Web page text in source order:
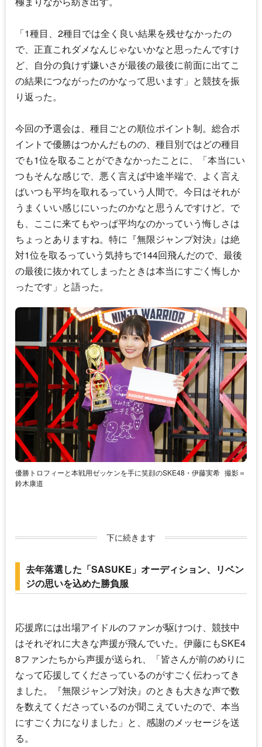
「1種目、2種目では全く良い結果を残せなかったの
で、正直これダメなんじゃないかなと思ったんですけ
ど、自分の負けず嫌いさが最後の最後に前面に出てこ
の結果につながったのかなって思います」と競技を振
り返った。
今回の予選会は、種目ごとの順位ポイント制。総合ポ
イントで優勝はつかんだものの、種目別ではどの種目
でも1位を取ることができなかったことに、「本当にい
つもそんな感じで、悪く言えば中途半端で、よく言え
ばいつも平均を取れるっていう人間で。今日はそれが
うまくいい感じにいったのかなと思うんですけど。で
も、ここに来てもやっぱ平均なのかっていう悔しさは
ちょっとありますね。特に『無限ジャンプ対決』は絶
対1位を取るっていう気持ちで144回飛んだので、最後
の最後に抜かれてしまったときは本当にすごく悔しか
ったです」と語った。
優勝トロフィーと本戦用ゼッケンを手に笑顔のSKE48・伊藤実希 撮影＝
鈴木康道
下に続きます
去年落選した「SASUKE」オーディション、リベン
ジの思いを込めた勝負服
応援席には出場アイドルのファンが駆けつけ、競技中
はそれぞれに大きな声援が飛んでいた。伊藤にもSKE4
8ファンたちから声援が送られ、「皆さんが前のめりに
なって応援してくださっているのがすごく伝わってき
ました。『無限ジャンプ対決』のときも大きな声で数
を数えてくださっているのが聞こえていたので、本当
にすごく力になりました」と、感謝のメッセージを送
る。